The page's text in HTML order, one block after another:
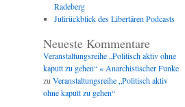
Radeberg
Julirückblick des Libertären Podcasts
Neueste Kommentare
Veranstaltungsreihe „Politisch aktiv ohne
kaputt zu gehen“ « Anarchistischer Funke
zu Veranstaltungsreihe „Politisch aktiv
ohne kaputt zu gehen“